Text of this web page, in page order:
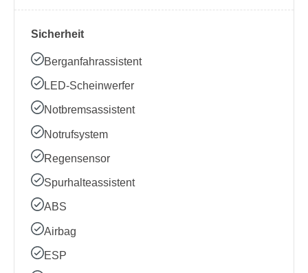
Sicherheit
Berganfahrassistent
LED-Scheinwerfer
Notbremsassistent
Notrufsystem
Regensensor
Spurhalteassistent
ABS
Airbag
ESP